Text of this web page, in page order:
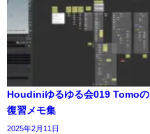
Houdiniゆるゆる会019 Tomoの
復習メモ集
2025年2月11日